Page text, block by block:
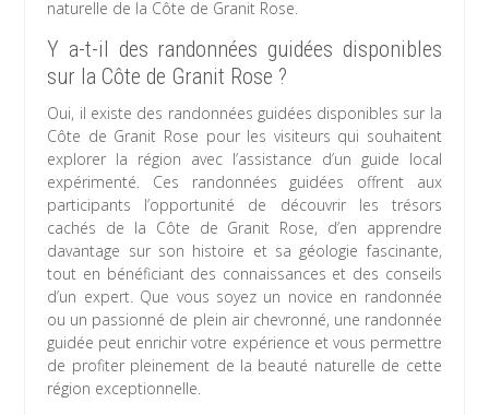
naturelle de la Côte de Granit Rose.
Y a-t-il des randonnées guidées disponibles
sur la Côte de Granit Rose ?
Oui, il existe des randonnées guidées disponibles sur la
Côte de Granit Rose pour les visiteurs qui souhaitent
explorer la région avec l’assistance d’un guide local
expérimenté. Ces randonnées guidées offrent aux
participants l’opportunité de découvrir les trésors
cachés de la Côte de Granit Rose, d’en apprendre
davantage sur son histoire et sa géologie fascinante,
tout en bénéficiant des connaissances et des conseils
d’un expert. Que vous soyez un novice en randonnée
ou un passionné de plein air chevronné, une randonnée
guidée peut enrichir votre expérience et vous permettre
de profiter pleinement de la beauté naturelle de cette
région exceptionnelle.